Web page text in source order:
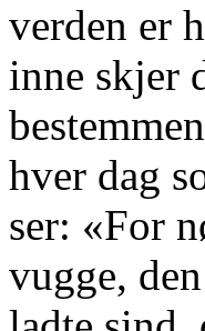
verden er
inne skjer
hver dag
ser: «For
vugge,